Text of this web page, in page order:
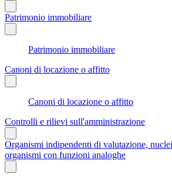
Patrimonio immobiliare
Patrimonio immobiliare
Canoni di locazione o affitto
Canoni di locazione o affitto
Controlli e rilievi sull'amministrazione
Organismi indipendenti di valutazione,
organismi con funzioni analoghe